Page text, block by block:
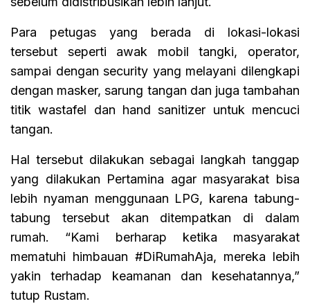
Para petugas yang berada di lokasi-lokasi
tersebut seperti awak mobil tangki, operator,
sampai dengan security yang melayani dilengkapi
dengan masker, sarung tangan dan juga tambahan
titik wastafel dan hand sanitizer untuk mencuci
tangan.
Hal tersebut dilakukan sebagai langkah tanggap
yang dilakukan Pertamina agar masyarakat bisa
lebih nyaman menggunaan LPG, karena tabung-
tabung tersebut akan ditempatkan di dalam
rumah. “Kami berharap ketika masyarakat
mematuhi himbauan #DiRumahAja, mereka lebih
yakin terhadap keamanan dan kesehatannya,”
tutup Rustam.